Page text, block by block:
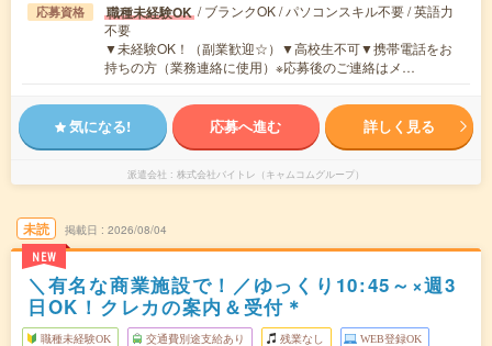
応募資格 職種未経験OK / ブランクOK / パソコンスキル不要 / 英語力
不要
▼未経験OK！（副業歓迎☆）▼高校生不可▼携帯電話をお
持ちの方（業務連絡に使用）※応募後のご連絡はメ…
気になる! 応募へ進む 詳しく見る
派遣会社 株式会社バイトレ（キャムコムグループ）
未読
NEW
掲載日 2026/08/04
＼有名な商業施設で！／ゆっくり10:45～×週3
日OK！クレカの案内＆受付＊
職種未経験OK 交通費別途支給あり 残業なし WEB登録OK